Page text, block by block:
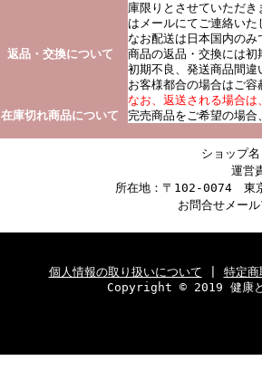
庫限りとさせていただ
はメールにてご連絡いた
なお配送は日本国内のみ
返品・交換について
商品の返品・交換には
初期不良、発送商品間
お客様都合の場合はご容
なお、返送される場合
在庫切れ商品について
完売商品をご希望の場
ショップ
運営
所在地：〒102-0074 東
お問合せメー
個人情報の取り扱いについて
特定商
Copyright © 2019 健康